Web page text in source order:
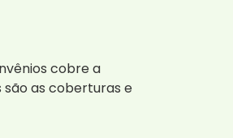
cobre a
são as coberturas e